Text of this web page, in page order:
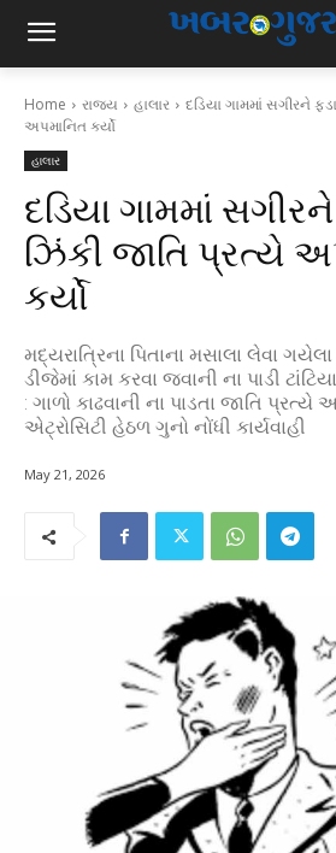
Home રાજ્ય હાલાર
દડિયા ગામમાં સગીરને
અપમાનિત કર્યો
હાલાર
દડિયા ગામમાં સગીરને
ઝિંકી જાતિ પ્રત્યે
કર્યો
મદ્યરાત્રિના પિતાના મસાલા લેવા
ડીજેમાં કામ કરવા જવાની ના પાડી
: ગાળો કાઢવાની ના પાડતા જાતિ પ્રત્યે
એટ્રોસિટી હેઠળ ગુનો નોંધી કાર્યવાહી
May 21, 2026